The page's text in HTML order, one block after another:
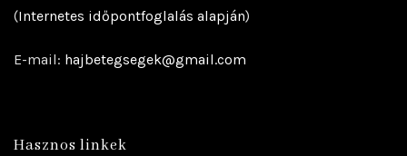
(Internetes időpontfoglalás alapján)
E-mail: hajbetegsegek@gmail.com
Hasznos linkek